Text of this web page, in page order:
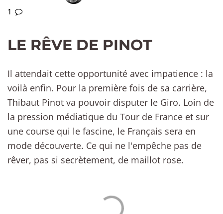
1
LE RÊVE DE PINOT
Il attendait cette opportunité avec impatience : la
voilà enfin. Pour la première fois de sa carrière,
Thibaut Pinot va pouvoir disputer le Giro. Loin de
la pression médiatique du Tour de France et sur
une course qui le fascine, le Français sera en
mode découverte. Ce qui ne l'empêche pas de
rêver, pas si secrètement, de maillot rose.